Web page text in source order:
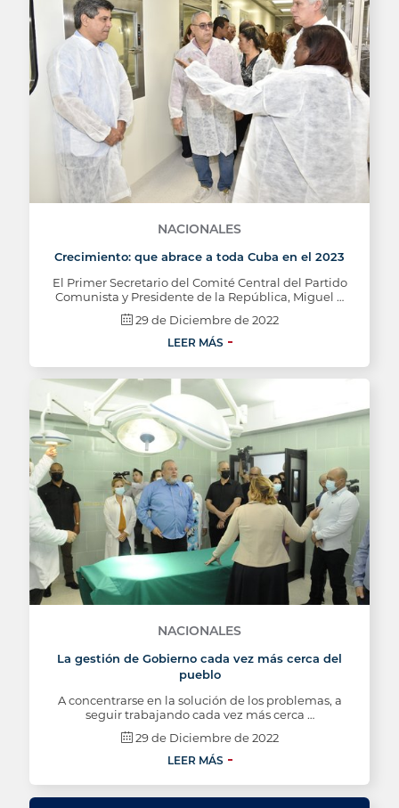
NACIONALES
Crecimiento: que abrace a toda Cuba en el 2023
El Primer Secretario del Comité Central del Partido
Comunista y Presidente de la República, Miguel …
29 de Diciembre de 2022
LEER MÁS
NACIONALES
La gestión de Gobierno cada vez más cerca del
pueblo
A concentrarse en la solución de los problemas, a
seguir trabajando cada vez más cerca …
29 de Diciembre de 2022
LEER MÁS